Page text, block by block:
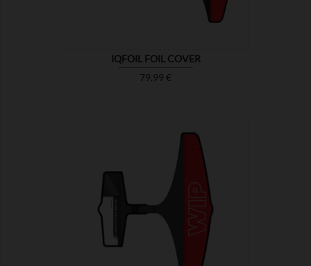
IQFOIL FOIL COVER
Prix
79,99 €
MONTRER 